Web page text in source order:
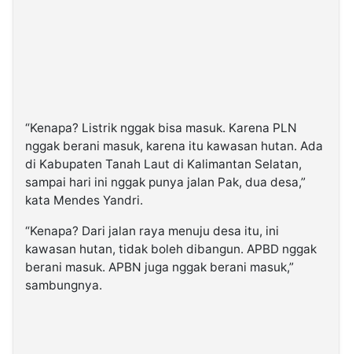
“Kenapa? Listrik nggak bisa masuk. Karena PLN
nggak berani masuk, karena itu kawasan hutan. Ada
di Kabupaten Tanah Laut di Kalimantan Selatan,
sampai hari ini nggak punya jalan Pak, dua desa,”
kata Mendes Yandri.
“Kenapa? Dari jalan raya menuju desa itu, ini
kawasan hutan, tidak boleh dibangun. APBD nggak
berani masuk. APBN juga nggak berani masuk,”
sambungnya.